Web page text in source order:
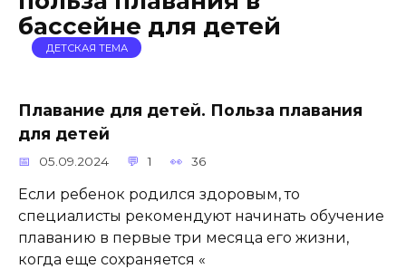
бассейне для детей
ДЕТСКАЯ ТЕМА
Плавание для детей. Польза плавания
для детей
05.09.2024 1 36
Если ребенок родился здоровым, то
специалисты рекомендуют начинать обучение
плаванию в первые три месяца его жизни,
когда еще сохраняется «